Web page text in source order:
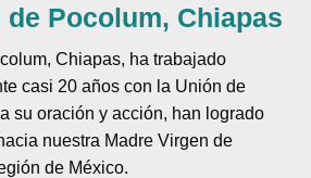
de Pocolum, Chiapas
Chiapas, ha trabajado
casi 20 años con la Unión de
su oración y acción, han logrado
nuestra Madre Virgen de
de México.